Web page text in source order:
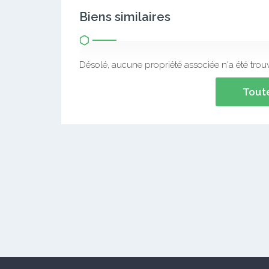
Biens similaires
Désolé, aucune propriété associée n'a été